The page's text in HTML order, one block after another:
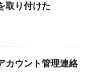
取り付けた
カウント管理連絡